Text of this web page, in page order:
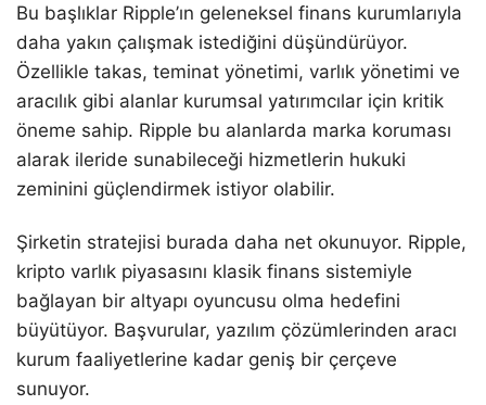
Bu başlıklar Ripple’ın geleneksel finans kurumlarıyla
daha yakın çalışmak istediğini düşündürüyor.
Özellikle takas, teminat yönetimi, varlık yönetimi ve
aracılık gibi alanlar kurumsal yatırımcılar için kritik
öneme sahip. Ripple bu alanlarda marka koruması
alarak ileride sunabileceği hizmetlerin hukuki
zeminini güçlendirmek istiyor olabilir.
Şirketin stratejisi burada daha net okunuyor. Ripple,
kripto varlık piyasasını klasik finans sistemiyle
bağlayan bir altyapı oyuncusu olma hedefini
büyütüyor. Başvurular, yazılım çözümlerinden aracı
kurum faaliyetlerine kadar geniş bir çerçeve
sunuyor.